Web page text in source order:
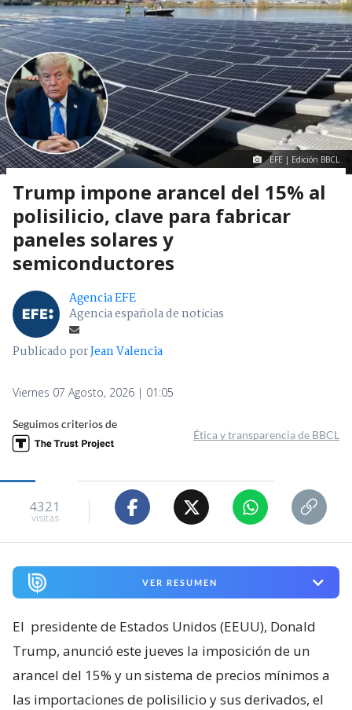
EFE | Edición BBCL
Trump impone arancel del 15% al
polisilicio, clave para fabricar
paneles solares y
semiconductores
Agencia EFE
Agencia española de noticias
Publicado porJean Valencia
Viernes 07 Agosto, 2026 | 01:05
Seguimos criterios de
Ética y transparencia de BBCL
4321
visitas
VER RESUMEN
El presidente de Estados Unidos (EEUU), Donald
Trump, anunció este jueves la imposición de un
arancel del 15% y un sistema de precios mínimos a
las importaciones de polisilicio y sus derivados, el